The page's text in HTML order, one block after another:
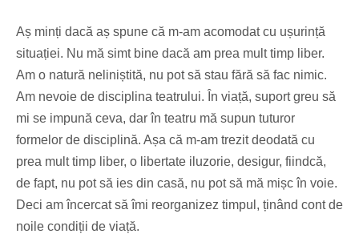
Aș minți dacă aș spune că m-am acomodat cu ușurință
situației. Nu mă simt bine dacă am prea mult timp liber.
Am o natură neliniștită, nu pot să stau fără să fac nimic.
Am nevoie de disciplina teatrului. În viață, suport greu să
mi se impună ceva, dar în teatru mă supun tuturor
formelor de disciplină. Așa că m-am trezit deodată cu
prea mult timp liber, o libertate iluzorie, desigur, fiindcă,
de fapt, nu pot să ies din casă, nu pot să mă mișc în voie.
Deci am încercat să îmi reorganizez timpul, ținând cont de
noile condiții de viață.